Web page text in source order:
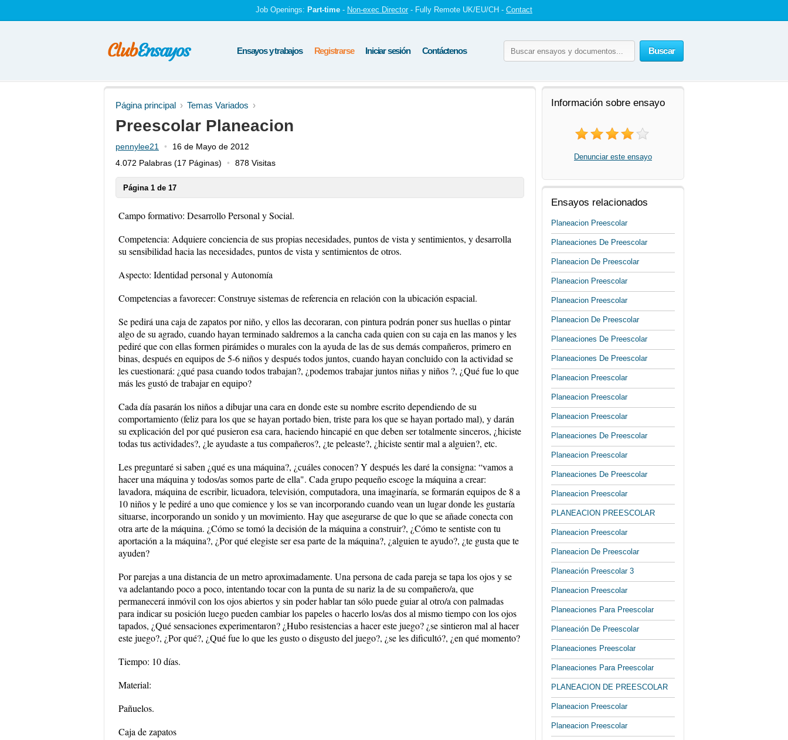
Job Openings: Part-time - Non-exec Director - Fully Remote UK/EU/CH - Contact
Buscar
Ensayos y trabajos Registrarse Iniciar sesión Contáctenos
Página principal Temas Variados
Preescolar Planeacion
pennylee21
16 de Mayo de 2012
4.072 Palabras (17 Páginas) 878 Visitas
Página 1 de 17
Campo formativo: Desarrollo Personal y Social.
Competencia: Adquiere conciencia de sus propias necesidades, puntos de vista y sentimientos, y desarrolla
su sensibilidad hacia las necesidades, puntos de vista y sentimientos de otros.
Aspecto: Identidad personal y Autonomía
Competencias a favorecer: Construye sistemas de referencia en relación con la ubicación espacial.
Se pedirá una caja de zapatos por niño, y ellos las decoraran, con pintura podrán poner sus huellas o pintar
algo de su agrado, cuando hayan terminado saldremos a la cancha cada quien con su caja en las manos y les
pediré que con ellas formen pirámides o murales con la ayuda de las de sus demás compañeros, primero en
binas, después en equipos de 5-6 niños y después todos juntos, cuando hayan concluido con la actividad se
les cuestionará: ¿qué pasa cuando todos trabajan?, ¿podemos trabajar juntos niñas y niños ?, ¿Qué fue lo que
más les gustó de trabajar en equipo?
Cada día pasarán los niños a dibujar una cara en donde este su nombre escrito dependiendo de su
comportamiento (feliz para los que se hayan portado bien, triste para los que se hayan portado mal), y darán
su explicación del por qué pusieron esa cara, haciendo hincapié en que deben ser totalmente sinceros, ¿hiciste
todas tus actividades?, ¿le ayudaste a tus compañeros?, ¿te peleaste?, ¿hiciste sentir mal a alguien?, etc.
Les preguntaré si saben ¿qué es una máquina?, ¿cuáles conocen? Y después les daré la consigna: “vamos a
hacer una máquina y todos/as somos parte de ella". Cada grupo pequeño escoge la máquina a crear:
lavadora, máquina de escribir, licuadora, televisión, computadora, una imaginaría, se formarán equipos de 8 a
10 niños y le pediré a uno que comience y los se van incorporando cuando vean un lugar donde les gustaría
situarse, incorporando un sonido y un movimiento. Hay que asegurarse de que lo que se añade conecta con
otra arte de la máquina. ¿Cómo se tomó la decisión de la máquina a construir?, ¿Cómo te sentiste con tu
aportación a la máquina?, ¿Por qué elegiste ser esa parte de la máquina?, ¿alguien te ayudo?, ¿te gusta que te
ayuden?
Por parejas a una distancia de un metro aproximadamente. Una persona de cada pareja se tapa los ojos y se
va adelantando poco a poco, intentando tocar con la punta de su nariz la de su compañero/a, que
permanecerá inmóvil con los ojos abiertos y sin poder hablar tan sólo puede guiar al otro/a con palmadas
para indicar su posición luego pueden cambiar los papeles o hacerlo los/as dos al mismo tiempo con los ojos
tapados, ¿Qué sensaciones experimentaron? ¿Hubo resistencias a hacer este juego? ¿se sintieron mal al hacer
este juego?, ¿Por qué?, ¿Qué fue lo que les gusto o disgusto del juego?, ¿se les dificultó?, ¿en qué momento?
Tiempo: 10 días.
Material:
Pañuelos.
Caja de zapatos
Información sobre ensayo
Denunciar este ensayo
Ensayos relacionados
Planeacion Preescolar
Planeaciones De Preescolar
Planeacion De Preescolar
Planeacion Preescolar
Planeacion Preescolar
Planeacion De Preescolar
Planeaciones De Preescolar
Planeaciones De Preescolar
Planeacion Preescolar
Planeacion Preescolar
Planeacion Preescolar
Planeaciones De Preescolar
Planeacion Preescolar
Planeaciones De Preescolar
Planeacion Preescolar
PLANEACION PREESCOLAR
Planeacion Preescolar
Planeacion De Preescolar
Planeación Preescolar 3
Planeacion Preescolar
Planeaciones Para Preescolar
Planeación De Preescolar
Planeaciones Preescolar
Planeaciones Para Preescolar
PLANEACION DE PREESCOLAR
Planeacion Preescolar
Planeacion Preescolar